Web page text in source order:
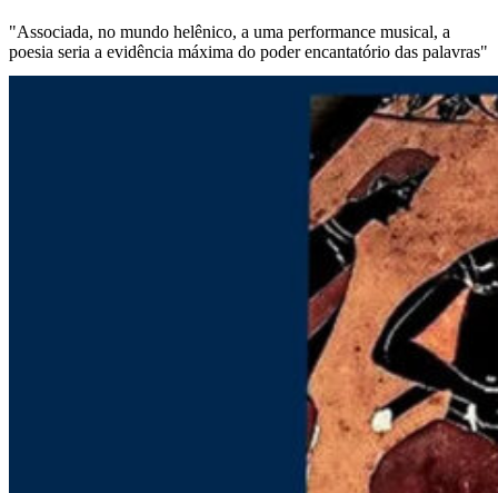
"Associada, no mundo helênico, a uma performance musical, a
poesia seria a evidência máxima do poder encantatório das palavras"